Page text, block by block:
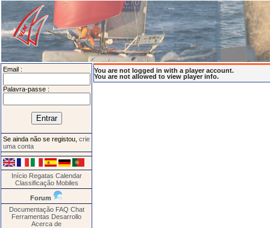
Email :
Palavra-passe :
Se ainda não se registou, crie
uma conta
Início Regatas Calendar
Classificação Mobiles
Forum
Documentação FAQ Chat
Ferramentas Desarrollo
Acerca de
You are not logged in with a player account.
You are not allowed to view player info.